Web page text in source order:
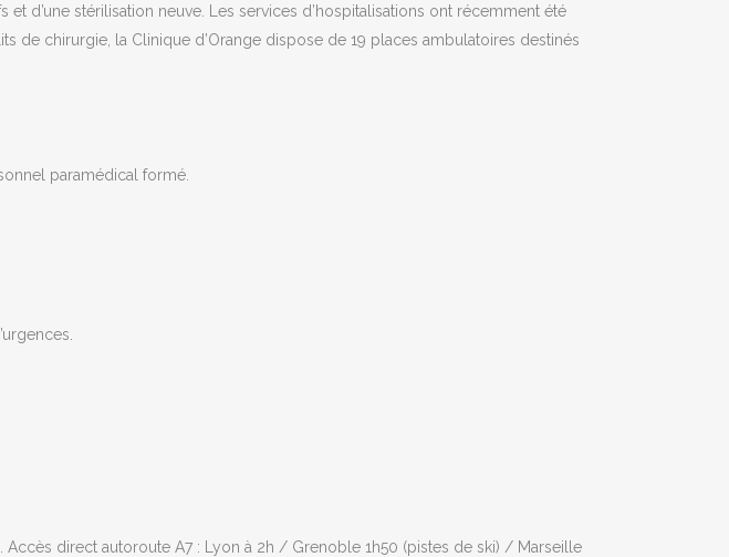
d’une stérilisation neuve. Les services d’hospitalisations ont récemment été
de chirurgie, la Clinique d’Orange dispose de 19 places ambulatoires destinés
paramédical formé.
direct autoroute A7 : Lyon à 2h / Grenoble 1h50 (pistes de ski) / Marseille